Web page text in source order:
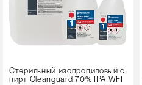
Стерильный изопропиловый с
пирт Cleanguard 70% IPA WFI